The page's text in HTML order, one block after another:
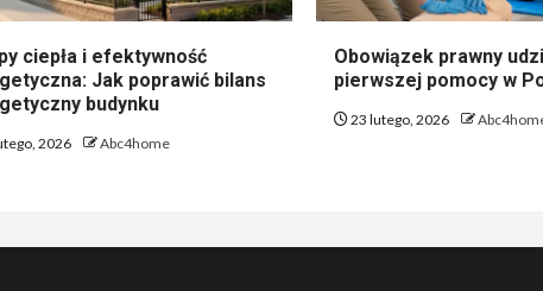
ciepła i efektywność
Jak poprawić bilans
budynku
2026 Abc4home
Obowiązek prawny
pierwszej pomocy w
23 lutego, 2026